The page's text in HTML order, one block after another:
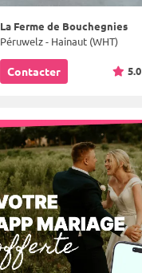
La Ferme de Bouchegnies
Péruwelz - Hainaut (WHT)
Contacter 5.0